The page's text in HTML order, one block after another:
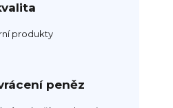
produkty
peněz